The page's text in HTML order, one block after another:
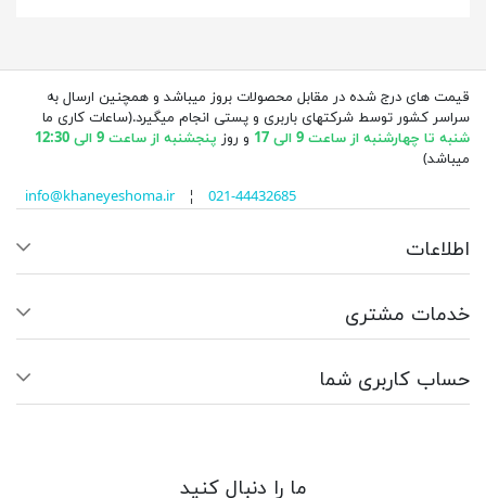
قیمت های درج شده در مقابل محصولات بروز میباشد و همچنین ارسال به
سراسر کشور توسط شرکتهای باربری و پستی انجام میگیرد.(ساعات کاری ما
شنبه تا چهارشنبه از ساعت 9 الی 17
و روز پنجشنبه از ساعت 9 الی 12:30
میباشد)
info@khaneyeshoma.ir¦ 021-44432685
اطلاعات
خدمات مشتری
حساب کاربری شما
ما را دنبال کنید